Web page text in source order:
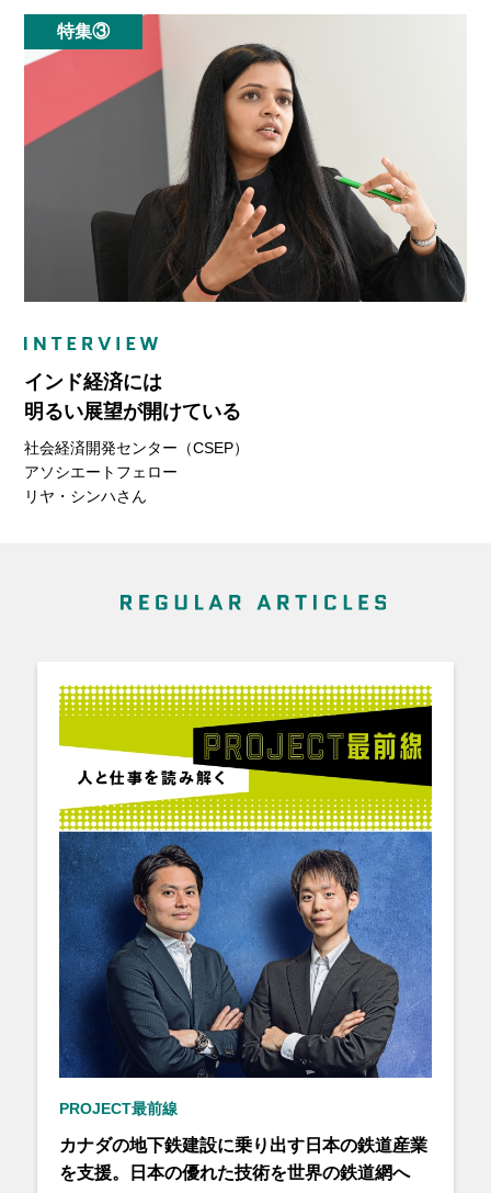
特集③
インド経済には
明るい展望が開けている
社会経済開発センター（CSEP）
アソシエートフェロー
リヤ・シンハさん
PROJECT最前線
カナダの地下鉄建設に乗り出す日本の鉄道産業
を支援。日本の優れた技術を世界の鉄道網へ